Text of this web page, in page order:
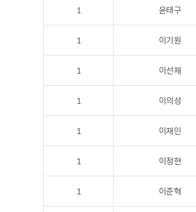
1 윤태구
1 이기원
1 이선재
1 이의성
1 이재인
1 이정현
1 이준혁